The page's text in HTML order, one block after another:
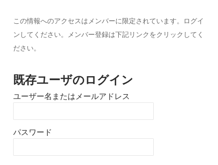
この情報へのアクセスはメンバーに限定されています。ログイ
ンしてください。メンバー登録は下記リンクをクリックしてく
ださい。
既存ユーザのログイン
ユーザー名またはメールアドレス
パスワード